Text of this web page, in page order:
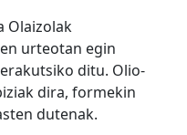
Olaizolak
urteotan egin
ditu. Olio-
dira, formekin
dutenak.